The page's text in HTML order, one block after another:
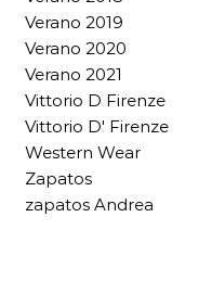
Verano 2019
Verano 2020
Verano 2021
Vittorio D Firenze
Vittorio D' Firenze
Western Wear
Zapatos
zapatos Andrea